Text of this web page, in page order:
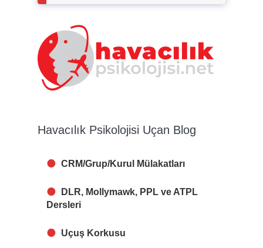
Havacılık Psikolojisi Uçan Blog
CRM/Grup/Kurul Mülakatları
DLR, Mollymawk, PPL ve ATPL
Dersleri
Uçuş Korkusu